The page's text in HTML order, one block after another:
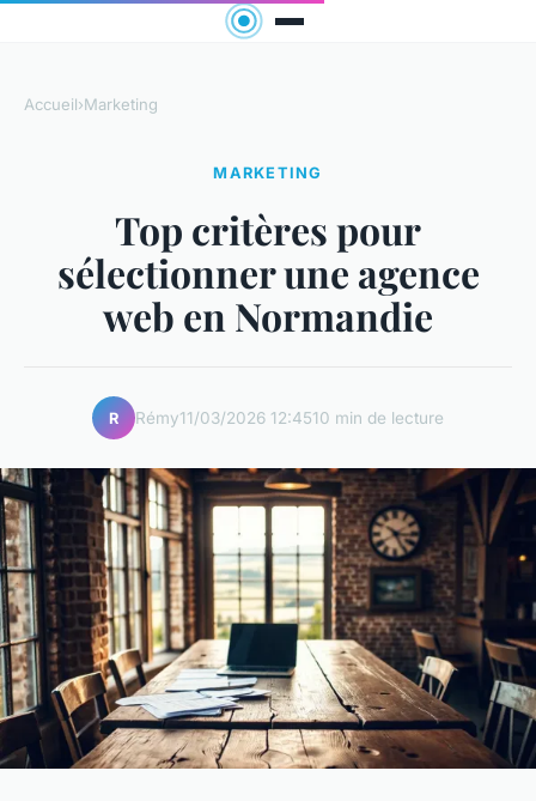
Accueil›Marketing
MARKETING
Top critères pour
sélectionner une agence
web en Normandie
R Rémy11/03/2026 12:4510 min de lecture